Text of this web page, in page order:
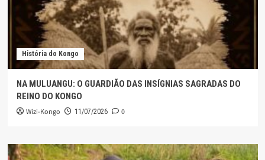
História do Kongo
NA MULUANGU: O GUARDIÃO DAS INSÍGNIAS SAGRADAS DO
REINO DO KONGO
Wizi-Kongo 11/07/2026 0